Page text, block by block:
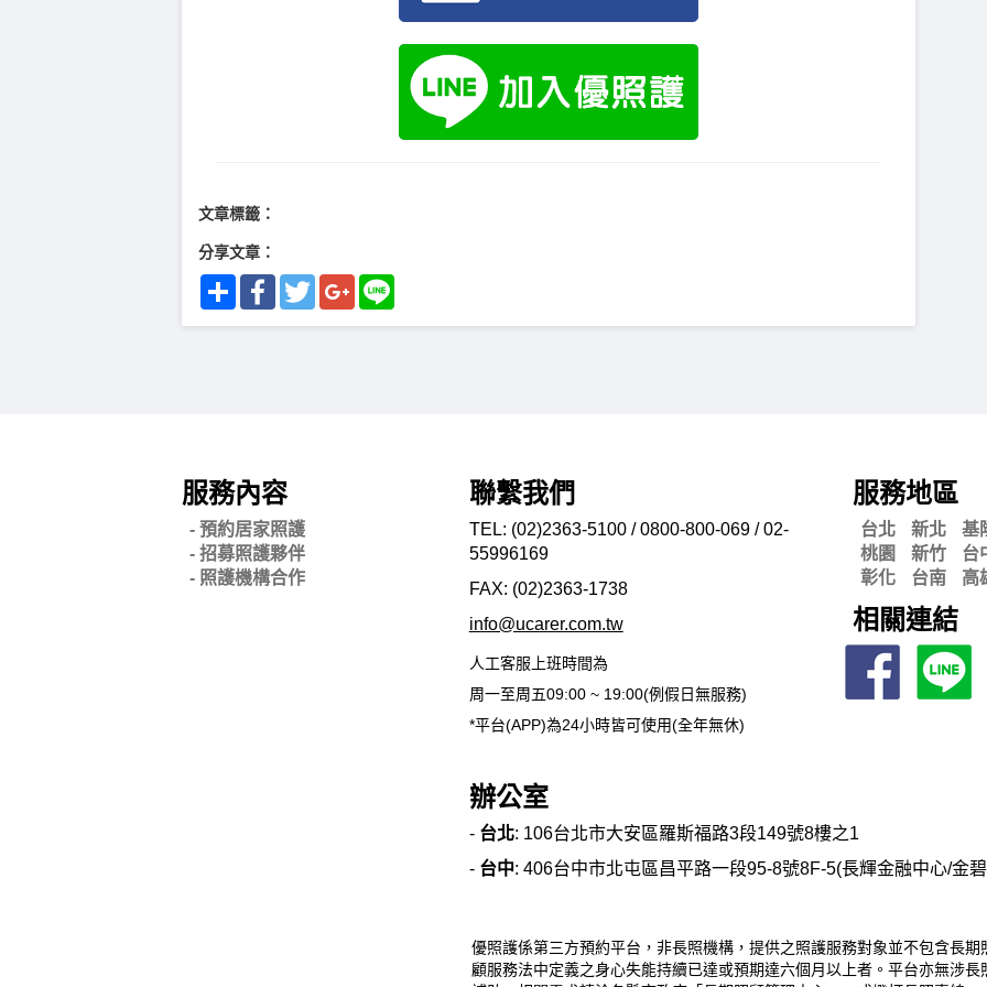
文章標籤：
分享文章：
ShareFacebookTwitterGoogle+Line
服務內容
- 預約居家照護
- 招募照護夥伴
- 照護機構合作
聯繫我們
TEL: (02)2363-5100 / 0800-800-069 / 02-
55996169
FAX: (02)2363-1738
info@ucarer.com.tw
人工客服上班時間為
周一至周五09:00 ~ 19:00(例假日無服務)
*平台(APP)為24小時皆可使用(全年無休)
服務地區
台北 新北
基
桃園
新竹
台
彰化
台南 高
相關連結
辦公室
- 台北: 106台北市大安區羅斯福路3段149號8樓之1
- 台中: 406台中市北屯區昌平路一段95-8號8F-5(長輝金融中心/金
優照護係第三方預約平台，非長照機構，提供之照護服務對象並不包含長期
顧服務法中定義之身心失能持續已達或預期達六個月以上者。平台亦無涉長